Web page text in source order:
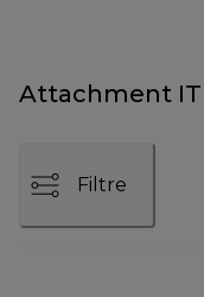
Attachment IT
Filtre